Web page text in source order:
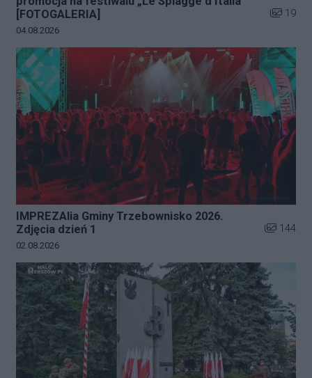
[FOTOGALERIA]
Liczba
19
Data dodania galerii:
04.08.2026
IMPREZAlia Gminy Trzebownisko 2026.
Zdjęcia dzień 1
Liczba
144
Data dodania galerii:
02.08.2026